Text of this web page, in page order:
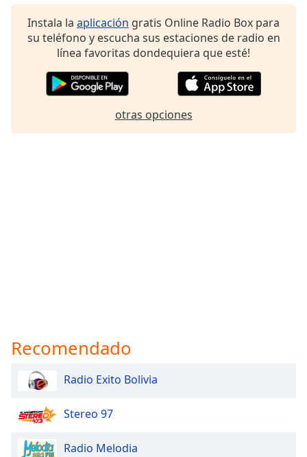
Instala la aplicación gratis Online Radio Box para
su teléfono y escucha sus estaciones de radio en
línea favoritas dondequiera que esté!
otras opciones
Recomendado
Radio Exito Bolivia
Stereo 97
Radio Melodia